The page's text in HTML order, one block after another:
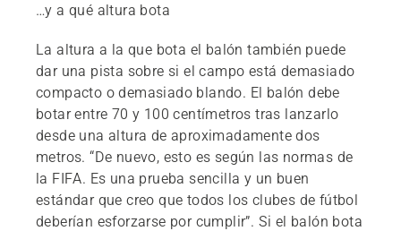
…y a qué altura bota
La altura a la que bota el balón también puede
dar una pista sobre si el campo está demasiado
compacto o demasiado blando. El balón debe
botar entre 70 y 100 centímetros tras lanzarlo
desde una altura de aproximadamente dos
metros. “De nuevo, esto es según las normas de
la FIFA. Es una prueba sencilla y un buen
estándar que creo que todos los clubes de fútbol
deberían esforzarse por cumplir”. Si el balón bota